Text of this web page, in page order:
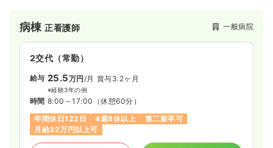
3交代（常勤） 一時募集休止
※一例
日祝休み
年間休日120日
気になる 詳細を見る
います。また、関連施設として介護・福祉サービスも展開し、
地域の医療・福祉ニーズに幅広く対応しています。
病棟正看護師 一般病院
2交代（常勤）
給与 25.5万円 /月 賞与3.2ヶ月
※経験3年の例
時間 8:00～17:00 （休憩60分）
年間休日122日
4週8休以上
第二新卒可
月給32万円以上可